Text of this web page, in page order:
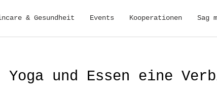
& Gesundheit Events Kooperationen Sag
und Essen eine